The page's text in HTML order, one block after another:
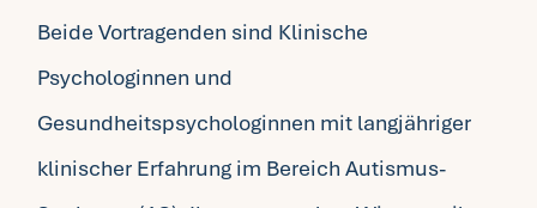
Beide Vortragenden sind Klinische
Psychologinnen und
Gesundheitspsychologinnen mit langjähriger
klinischer Erfahrung im Bereich Autismus-